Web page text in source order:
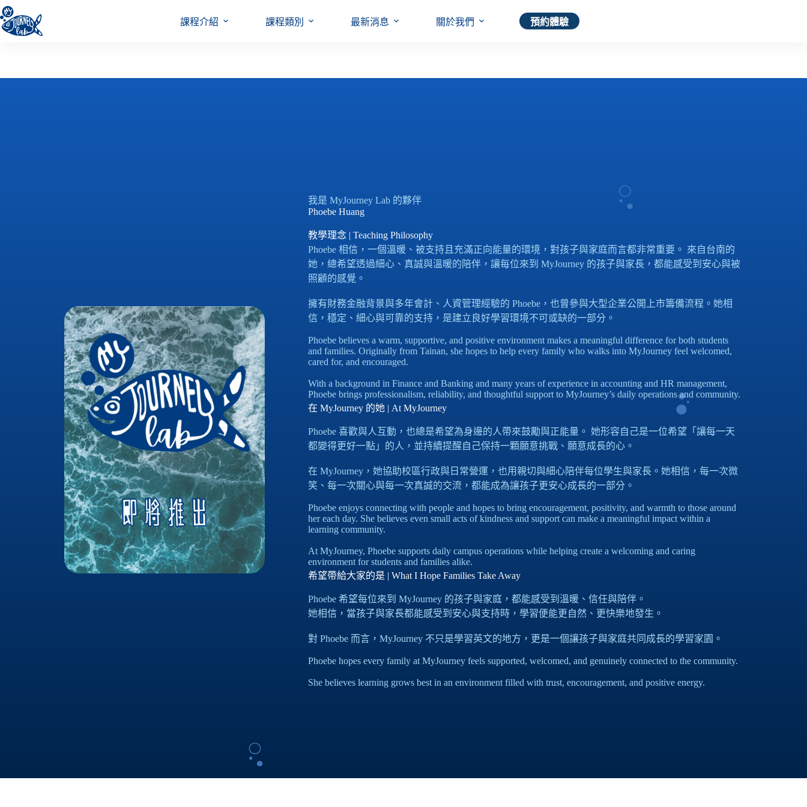
跳
至
主
容
課程介紹 課程類別 最新消息 關於我們 預約體驗
我是 MyJourney Lab 的夥伴
Phoebe Huang
教學理念 | Teaching Philosophy
Phoebe 相信，一個溫暖、被支持且充滿正向能量的環境，對孩子與家庭而言都非常重要。 來自台南的
她，總希望透過細心、真誠與溫暖的陪伴，讓每位來到 MyJourney 的孩子與家長，都能感受到安心與被
照顧的感覺。
擁有財務金融背景與多年會計、人資管理經驗的 Phoebe，也曾參與大型企業公開上市籌備流程。她相
信，穩定、細心與可靠的支持，是建立良好學習環境不可或缺的一部分。
Phoebe believes a warm, supportive, and positive environment makes a meaningful difference for both students
and families. Originally from Tainan, she hopes to help every family who walks into MyJourney feel welcomed,
cared for, and encouraged.
With a background in Finance and Banking and many years of experience in accounting and HR management,
Phoebe brings professionalism, reliability, and thoughtful support to MyJourney’s daily operations and community.
在 MyJourney 的她 | At MyJourney
Phoebe 喜歡與人互動，也總是希望為身邊的人帶來鼓勵與正能量。 她形容自己是一位希望「讓每一天
都變得更好一點」的人，並持續提醒自己保持一顆願意挑戰、願意成長的心。
在 MyJourney，她協助校區行政與日常營運，也用親切與細心陪伴每位學生與家長。她相信，每一次微
笑、每一次關心與每一次真誠的交流，都能成為讓孩子更安心成長的一部分。
Phoebe enjoys connecting with people and hopes to bring encouragement, positivity, and warmth to those around
her each day. She believes even small acts of kindness and support can make a meaningful impact within a
learning community.
At MyJourney, Phoebe supports daily campus operations while helping create a welcoming and caring
environment for students and families alike.
希望帶給大家的是 | What I Hope Families Take Away
Phoebe 希望每位來到 MyJourney 的孩子與家庭，都能感受到溫暖、信任與陪伴。
她相信，當孩子與家長都能感受到安心與支持時，學習便能更自然、更快樂地發生。
對 Phoebe 而言，MyJourney 不只是學習英文的地方，更是一個讓孩子與家庭共同成長的學習家園。
Phoebe hopes every family at MyJourney feels supported, welcomed, and genuinely connected to the community.
She believes learning grows best in an environment filled with trust, encouragement, and positive energy.